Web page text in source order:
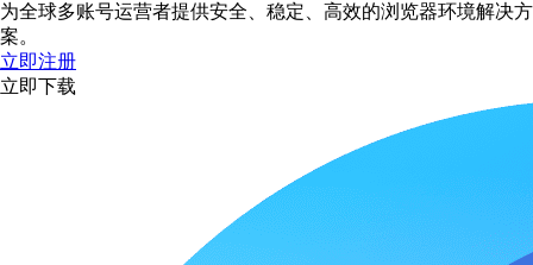
为全球多账号运营者提供安全、稳定、高效的浏览器环境解决方
案。
立即注册
立即下载